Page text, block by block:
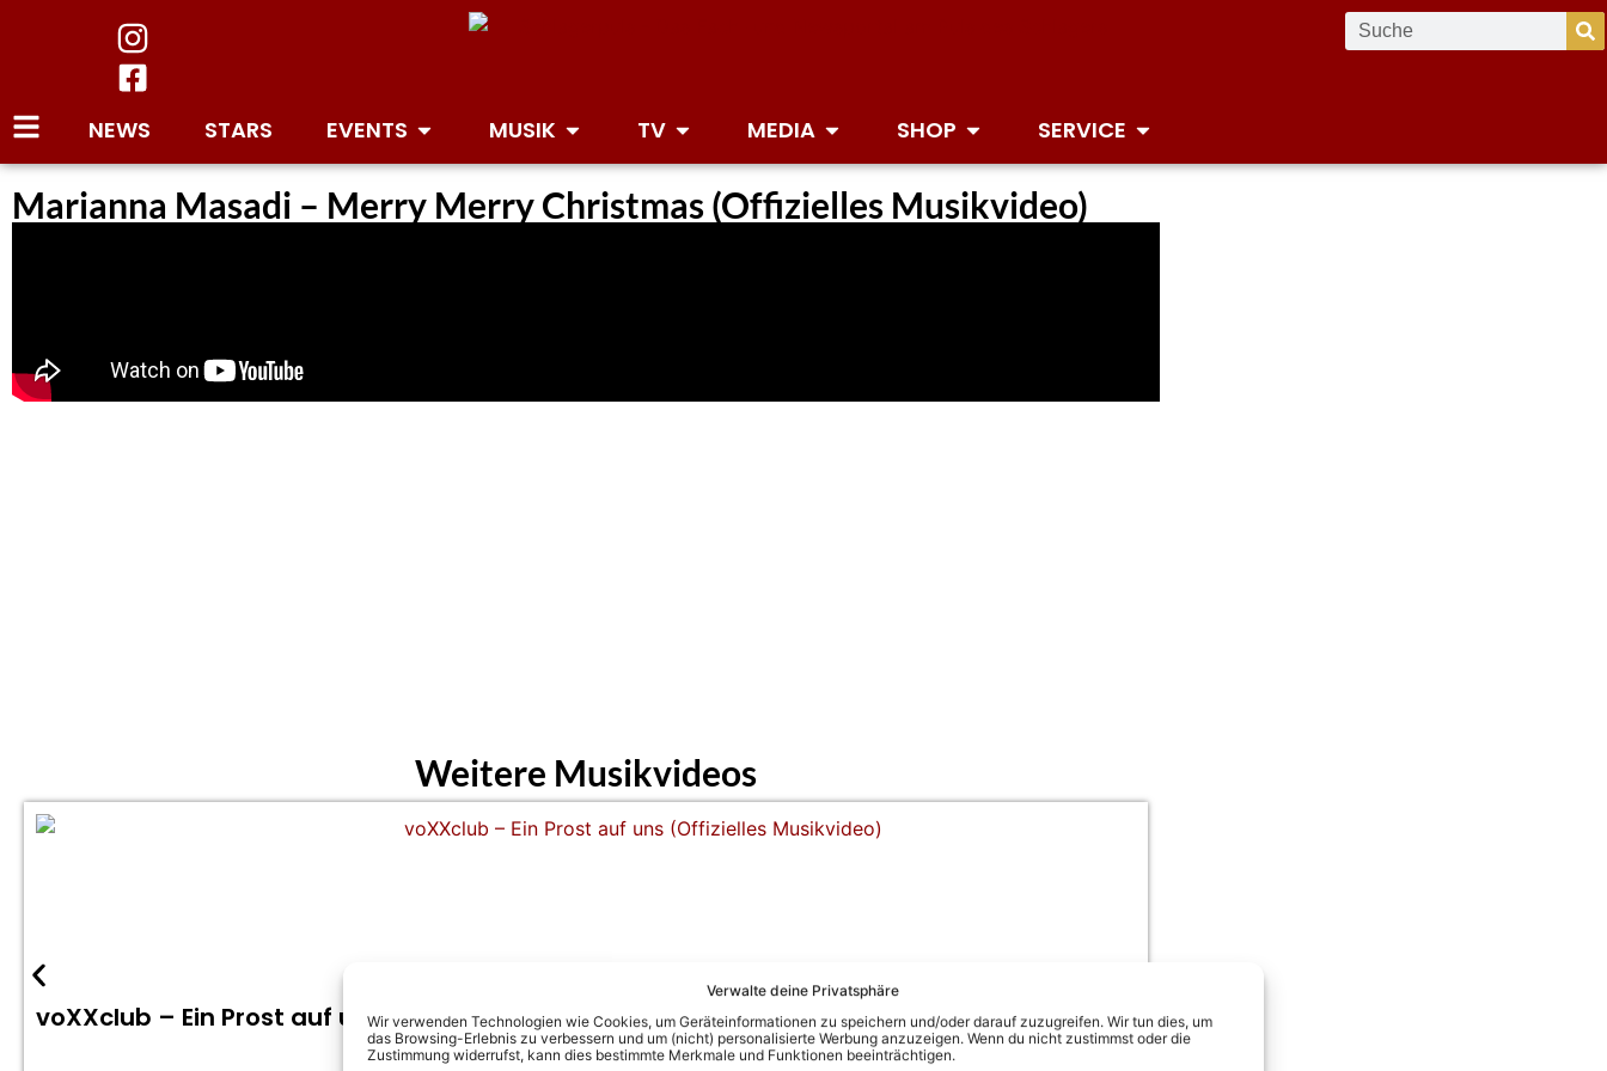
Verwalte deine Privatsphäre
Wir verwenden Technologien wie Cookies, um Geräteinformationen zu speichern und/oder darauf zuzugreifen. Wir tun dies, um
das Browsing-Erlebnis zu verbessern und um (nicht) personalisierte Werbung anzuzeigen. Wenn du nicht zustimmst oder die
Zustimmung widerrufst, kann dies bestimmte Merkmale und Funktionen beeinträchtigen.
NEWS STARS EVENTS MUSIK TV MEDIA SHOP SERVICE
Marianna Masadi – Merry Merry Christmas (Offizielles Musikvideo)
Weitere Musikvideos
voXXclub – Ein Prost auf uns (Offizielles Musikvideo) Julian Sommer, Frenzy & Calvin